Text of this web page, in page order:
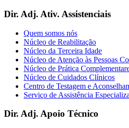
Dir. Adj. Ativ. Assistenciais
Quem somos nós
Núcleo de Reabilitação
Núcleo da Terceira Idade
Núcleo de Atenção às Pessoas
Núcleo de Prática
Núcleo de Cuidados Clínicos
Centro de Testagem e
Serviço de Assistência
Dir. Adj. Apoio Técnico